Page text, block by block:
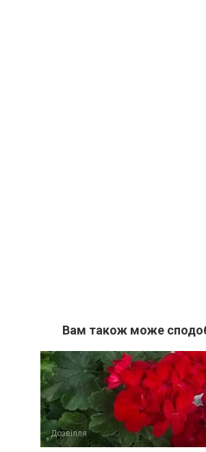
Вам також може
Дозвілля